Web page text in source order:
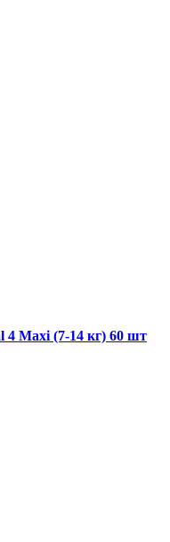
4 Maxi (7-14 кг) 60 шт